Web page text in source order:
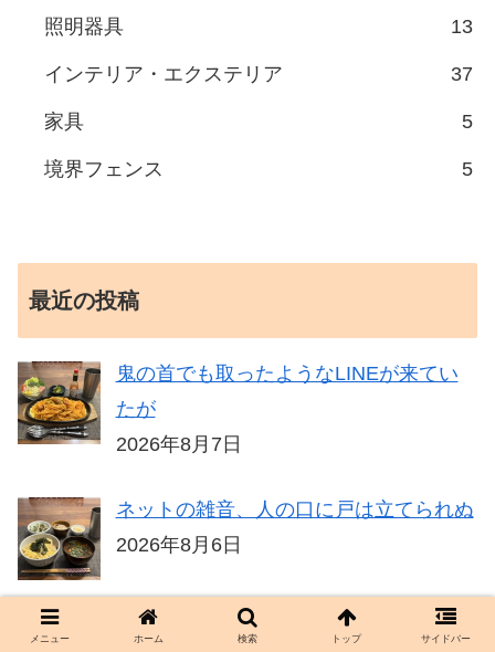
照明器具 13
インテリア・エクステリア 37
家具 5
境界フェンス 5
最近の投稿
鬼の首でも取ったようなLINEが来てい
たが
2026年8月7日
ネットの雑音、人の口に戸は立てられぬ
2026年8月6日
株、久しぶりにPCに張り付き / 大葉エ
メニュー ホーム 検索 トップ サイドバー